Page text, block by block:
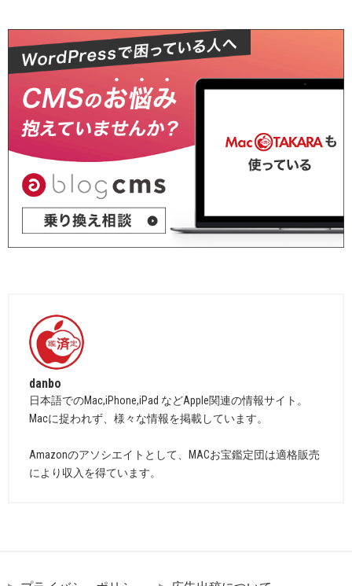
danbo
日本語でのMac,iPhone,iPad などApple関連の情報サイト。
Macに捉われず、様々な情報を掲載しています。
Amazonのアソシエイトとして、MACお宝鑑定団は適格販売
により収入を得ています。